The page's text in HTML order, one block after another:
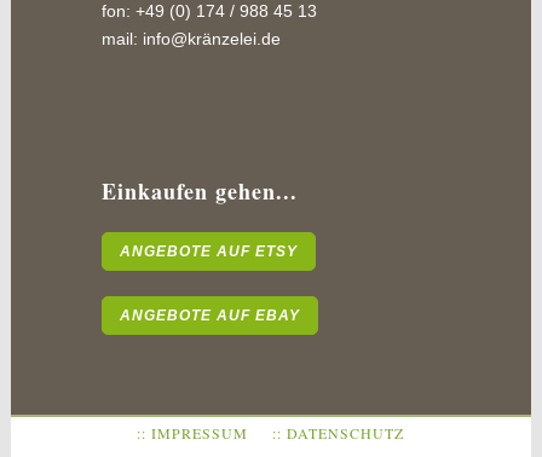
fon: +49 (0) 174 / 988 45 13
mail: info@kränzelei.de
Einkaufen gehen...
ANGEBOTE AUF ETSY
ANGEBOTE AUF EBAY
:: IMPRESSUM :: DATENSCHUTZ